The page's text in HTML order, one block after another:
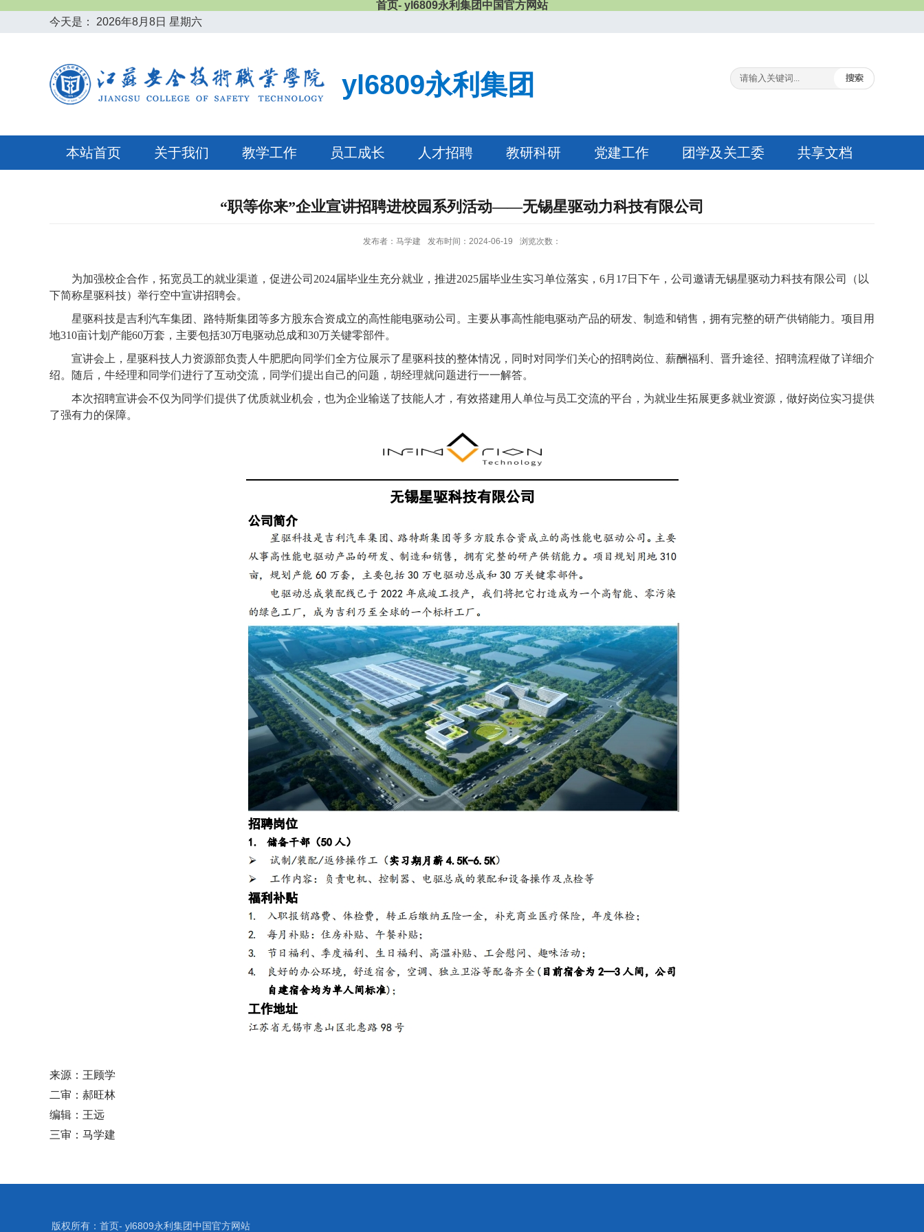
首页- yl6809永利集团中国官方网站
今天是：
2026年8月8日 星期六
yl6809永利集团
本站首页 关于我们 教学工作 员工成长 人才招聘 教研科研 党建工作 团学及关工委 共享文档
“职等你来”企业宣讲招聘进校园系列活动——无锡星驱动力科技有限公司
发布者：马学建 发布时间：2024-06-19 浏览次数：
为加强校企合作，拓宽员工的就业渠道，促进公司 2024届毕业生充分就业，推进2025届毕业生实习单位落实，6月17日下午，公司邀请无锡星驱动力科技有限公司（以
下简称星驱科技）举行空中宣讲招聘会。
星驱科技是吉利汽车集团、路特斯集团等多方股东合资成立的高性能电驱动公司。主要从事高性能电驱动产品的研发、制造和销售，拥有完整的研产供销能力。项目用
地310亩计划 产能60万套，主要包括30万电驱动总成和30万关键零部件。
宣讲会上，星驱科技人力资源部负责人牛肥肥向同学们全方位展示了星驱科技的整体情况，同时对同学们关心的招聘岗位、薪酬福利、晋升途径、招聘流程做了详细介
绍。随后，牛经理和同学们进行了互动交流，同学们提出自己的问题，胡经理就问题进行一一解答。
本次招聘宣讲会不仅为同学们提供了优质就业机会，也为企业输送了技能人才，有效搭建用人单位与员工交流的平台，为就业生拓展更多就业资源，做好岗位实习提供
了强有力的保障。
来源：王顾学
二审：郝旺林
编辑：王远
三审：马学建
版权所有：首页- yl6809永利集团中国官方网站